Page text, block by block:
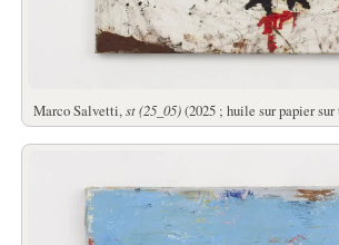
Marco Salvetti, st (25_05)(2025 ; huile sur papier